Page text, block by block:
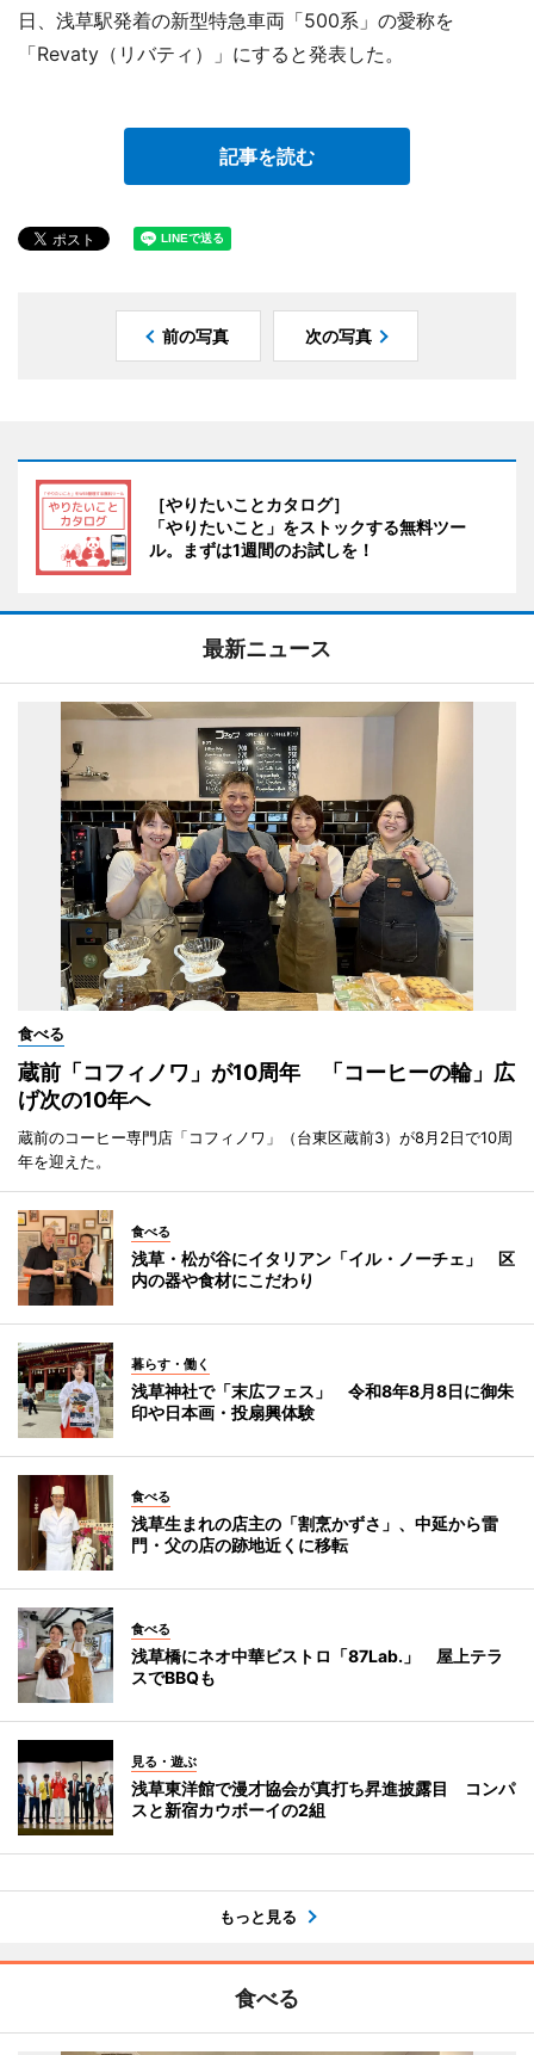
日、浅草駅発着の新型特急車両「500系」の愛称を
「Revaty（リバティ）」にすると発表した。
記事を読む
前の写真 次の写真
［やりたいことカタログ］
「やりたいこと」をストックする無料ツー
ル。まずは1週間のお試しを！
最新ニュース
食べる
蔵前「コフィノワ」が10周年 「コーヒーの輪」広
げ次の10年へ
蔵前のコーヒー専門店「コフィノワ」（台東区蔵前3）が8月2日で10周
年を迎えた。
食べる
浅草・松が谷にイタリアン「イル・ノーチェ」 区
内の器や食材にこだわり
暮らす・働く
浅草神社で「末広フェス」 令和8年8月8日に御朱
印や日本画・投扇興体験
食べる
浅草生まれの店主の「割烹かずさ」、中延から雷
門・父の店の跡地近くに移転
食べる
浅草橋にネオ中華ビストロ「87Lab.」 屋上テラ
スでBBQも
見る・遊ぶ
浅草東洋館で漫才協会が真打ち昇進披露目 コンパ
スと新宿カウボーイの2組
もっと見る
食べる